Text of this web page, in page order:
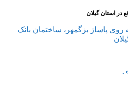
استان گیلان
پاساژ بزگمهر، ساختمان بانک